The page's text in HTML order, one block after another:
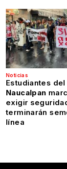
Noticias
Estudiantes del
Naucalpan
exigir
terminarán
línea